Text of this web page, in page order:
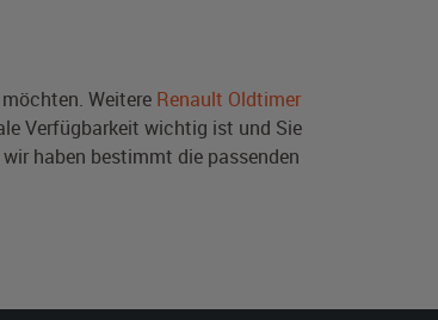
Weitere Renault Oldtimer
Verfügbarkeit wichtig ist und Sie
haben bestimmt die passenden